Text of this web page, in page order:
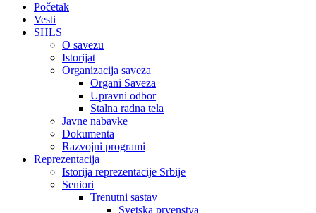
Početak
Vesti
SHLS
O savezu
Istorijat
Organizacija saveza
Organi Saveza
Upravni odbor
Stalna radna tela
Javne nabavke
Dokumenta
Razvojni programi
Reprezentacija
Istorija reprezentacije Srbije
Seniori
Trenutni sastav
Svetska prvenstva